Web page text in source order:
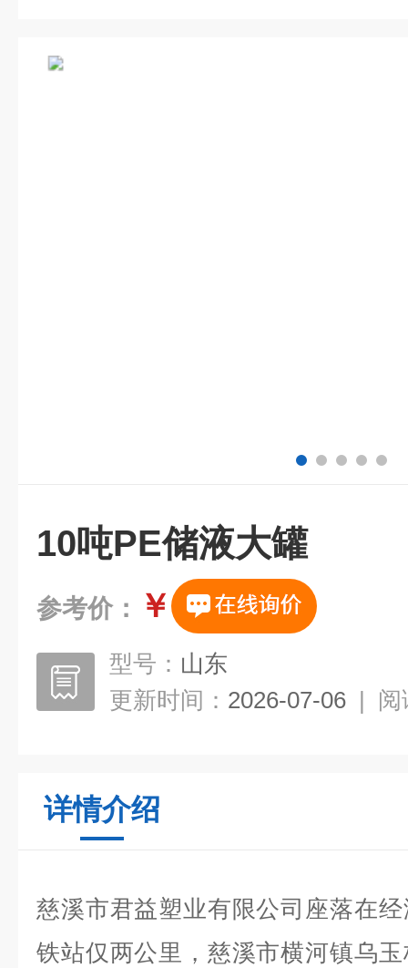
10吨PE储液大罐
参考价： ￥
型号： 山东
更新时间： 2026-07-06 | 阅
详情介绍
慈溪市君益塑业有限公司座落在
铁站仅两公里，慈溪市横河镇乌